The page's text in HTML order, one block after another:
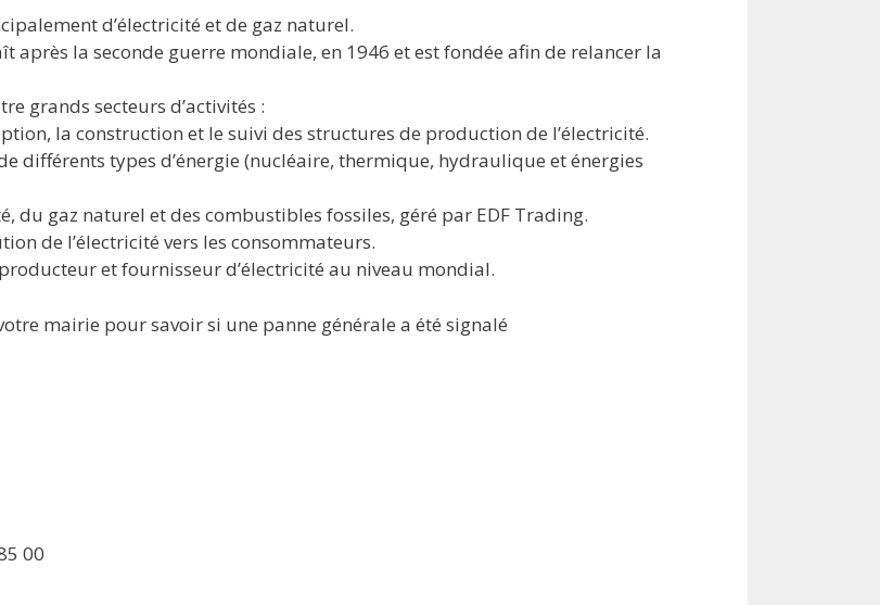
d’électricité et de gaz naturel.
après la seconde guerre mondiale, en 1946 et est fondée afin de relancer la
grands secteurs d’activités :
la construction et le suivi des structures de production de l’électricité.
différents types d’énergie (nucléaire, thermique, hydraulique et énergies
du gaz naturel et des combustibles fossiles, géré par EDF Trading.
de l’électricité vers les consommateurs.
et fournisseur d’électricité au niveau mondial.
mairie pour savoir si une panne générale a été signalé
00